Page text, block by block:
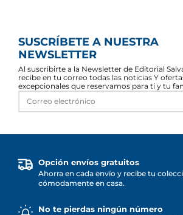
SUSCRÍBETE A NUESTRA
NEWSLETTER
Al suscribirte a la Newsletter de Editorial
recibe en tu correo todas las noticias Y
excepcionales que reservamos para ti y tu
Opción envíos gratuitos
Ahorra en cada envío y recibe tu
cómodamente en casa.
No te pierdas ningún número